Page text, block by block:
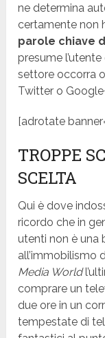
ne determina
certamente non
parole chiave
presume
settore occorra
Twitter o
[adrotate
TROPPE
SCELTA
Qui è dove
ricordo che in
utenti non è una
all’immobilismo
Media World
comprare un
due ore in un
tempestate di